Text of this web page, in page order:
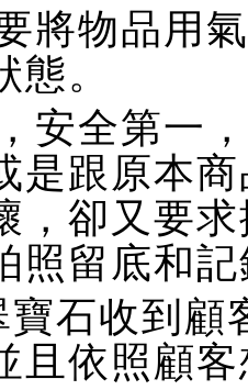
將物品用
。
安全第一
是跟原本
，卻又要
照留底和
寶石收到顧
且依照顧